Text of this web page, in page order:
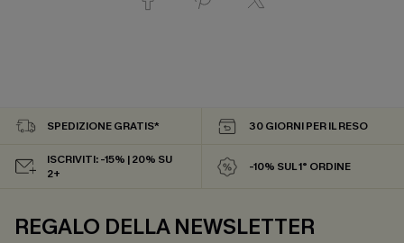
SPEDIZIONE GRATIS* 30 GIORNI PER IL RESO
ISCRIVITI: -15% | 20% SU
2+
-10% SUL 1° ORDINE
REGALO DELLA NEWSLETTER